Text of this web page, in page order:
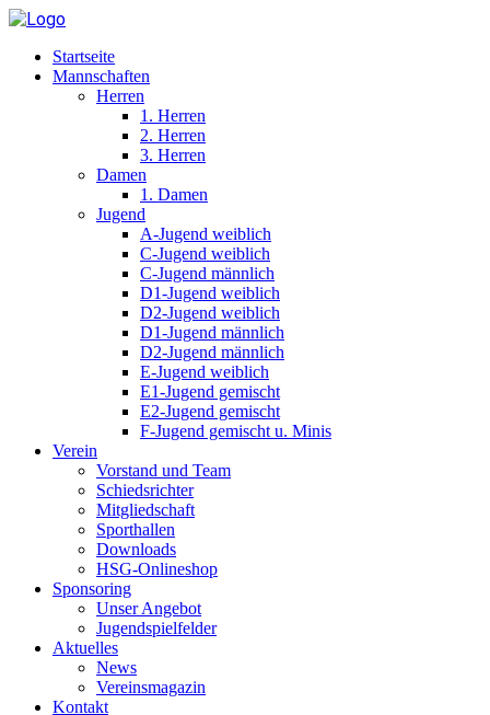
Startseite
Mannschaften
Herren
1. Herren
2. Herren
3. Herren
Damen
1. Damen
Jugend
A-Jugend weiblich
C-Jugend weiblich
C-Jugend männlich
D1-Jugend weiblich
D2-Jugend weiblich
D1-Jugend männlich
D2-Jugend männlich
E-Jugend weiblich
E1-Jugend gemischt
E2-Jugend gemischt
F-Jugend gemischt u. Minis
Verein
Vorstand und Team
Schiedsrichter
Mitgliedschaft
Sporthallen
Downloads
HSG-Onlineshop
Sponsoring
Unser Angebot
Jugendspielfelder
Aktuelles
News
Vereinsmagazin
Kontakt